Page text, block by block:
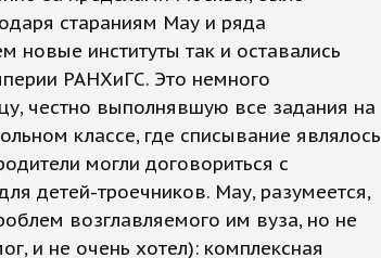
стараниям Мау и ряда
новые институты так и оставались
РАНХиГС. Это немного
честно выполнявшую все задания на
классе, где списывание являлось
могли договориться с
детей-троечников. Мау, разумеется,
возглавляемого им вуза, но не
и не очень хотел): комплексная